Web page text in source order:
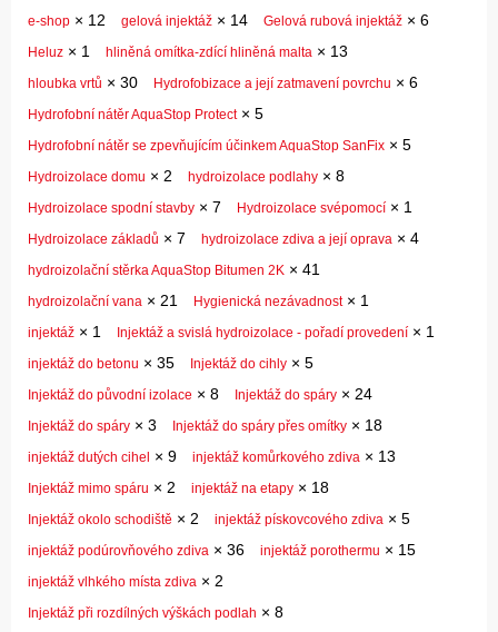
e-shop × 12 gelová injektáž × 14 Gelová rubová injektáž × 6
Heluz × 1 hliněná omítka-zdící hliněná malta × 13
hloubka vrtů × 30 Hydrofobizace a její zatmavení povrchu × 6
Hydrofobní nátěr AquaStop Protect× 5
Hydrofobní nátěr se zpevňujícím účinkem AquaStop SanFix × 5
Hydroizolace domu × 2 hydroizolace podlahy × 8
Hydroizolace spodní stavby × 7 Hydroizolace svépomocí × 1
Hydroizolace základů × 7 hydroizolace zdiva a její oprava × 4
hydroizolační stěrka AquaStop Bitumen 2K × 41
hydroizolační vana × 21 Hygienická nezávadnost× 1
injektáž × 1 Injektáž a svislá hydroizolace - pořadí provedení × 1
injektáž do betonu × 35 Injektáž do cihly × 5
Injektáž do původní izolace × 8 Injektáž do spáry × 24
Injektáž do spáry × 3 Injektáž do spáry přes omítky × 18
injektáž dutých cihel × 9 injektáž komůrkového zdiva × 13
Injektáž mimo spáru × 2 injektáž na etapy × 18
Injektáž okolo schodiště × 2 injektáž pískovcového zdiva × 5
injektáž podúrovňového zdiva × 36 injektáž porothermu × 15
injektáž vlhkého místa zdiva × 2
Injektáž při rozdílných výškách podlah × 8